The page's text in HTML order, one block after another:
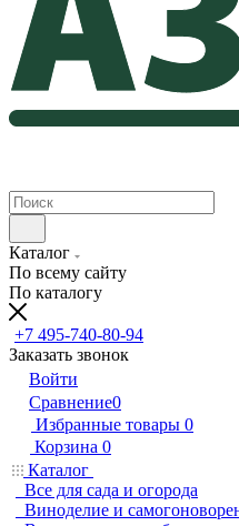
Каталог
По всему сайту
По каталогу
+7 495-740-80-94
Заказать звонок
Войти
Сравнение0
Избранные товары 0
Корзина 0
Каталог
Все для сада и огорода
Виноделие и